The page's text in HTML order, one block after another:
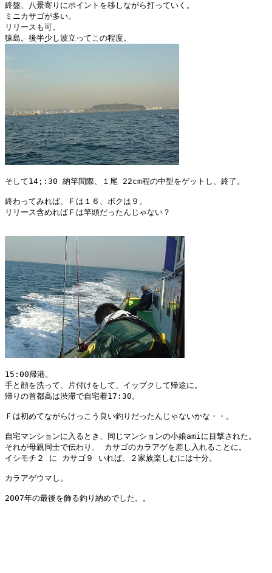
終盤、八景寄りにポイントを移しながら打っていく。
ミニカサゴが多い。
リリースも可。
そして14;:30 納竿間際、１尾 22cm程の中型をゲットし、終了。
終わってみれば、Ｆは１６、ボクは９。
リリース含めればＦは竿頭だったんじゃない？
15:00帰港。
手と顔を洗って、片付けをして、イップクして帰途に。
帰りの首都高は渋滞で自宅着17:30。
Ｆは初めてながらけっこう良い釣りだったんじゃないかな・・。
自宅マンションに入るとき、同じマンションの小娘amiに目撃された。
それが母親同士で伝わり、 カサゴのカラアゲを差し入れることに。
イシモチ２ に カサゴ９ いれば、２家族楽しむには十分。
カラアゲウマし。
2007年の最後を飾る釣り納めでした。。